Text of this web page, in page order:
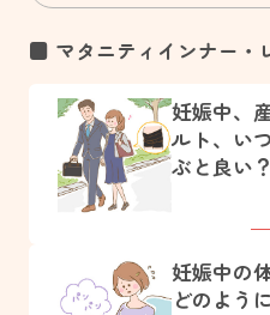
■ マタニティインナー・
妊娠中、
ルト、い
ぶと良い？
妊娠中の
どのよう